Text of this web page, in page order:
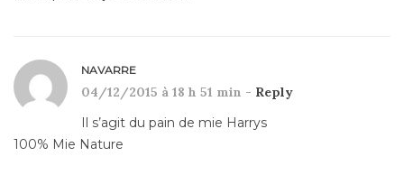
NAVARRE
04/12/2015 à 18 h 51 min - Reply
Il s’agit du pain de mie Harrys
100% Mie Nature